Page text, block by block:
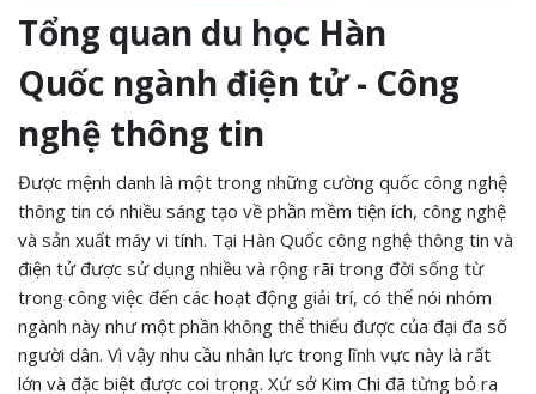
Tổng quan du học Hàn
Quốc ngành điện tử - Công
nghệ thông tin
Được mệnh danh là một trong những cường quốc công nghệ
thông tin có nhiều sáng tạo về phần mềm tiện ích, công nghệ
và sản xuất máy vi tính. Tại Hàn Quốc công nghệ thông tin và
điện tử được sử dụng nhiều và rộng rãi trong đời sống từ
trong công việc đến các hoạt động giải trí, có thể nói nhóm
ngành này như một phần không thể thiếu được của đại đa số
người dân. Vì vậy nhu cầu nhân lực trong lĩnh vực này là rất
lớn và đặc biệt được coi trọng. Xứ sở Kim Chi đã từng bỏ ra